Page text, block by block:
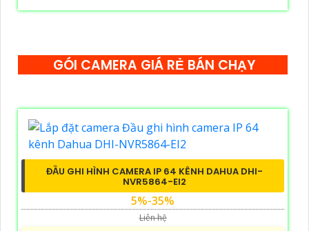
GÓI CAMERA GIÁ RẺ BÁN CHẠY
ĐẦU GHI HÌNH CAMERA IP 64 KÊNH DAHUA DHI-
NVR5864-EI2
5%-35%
Liên hệ